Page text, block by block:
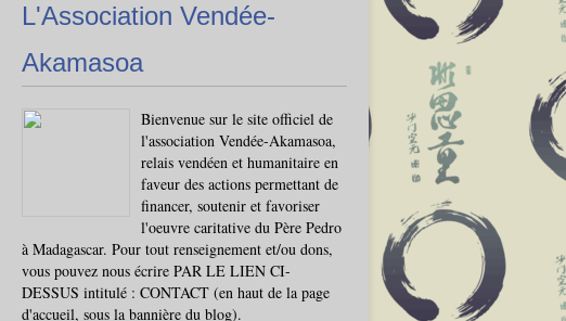
L'Association Vendée-
Akamasoa
Bienvenue sur le site officiel de
l'association Vendée-Akamasoa,
relais vendéen et humanitaire en
faveur des actions permettant de
financer, soutenir et favoriser
l'oeuvre caritative du Père Pedro
à Madagascar. Pour tout renseignement et/ou dons,
vous pouvez nous écrire PAR LE LIEN CI-
DESSUS intitulé : CONTACT (en haut de la page
d'accueil, sous la bannière du blog).